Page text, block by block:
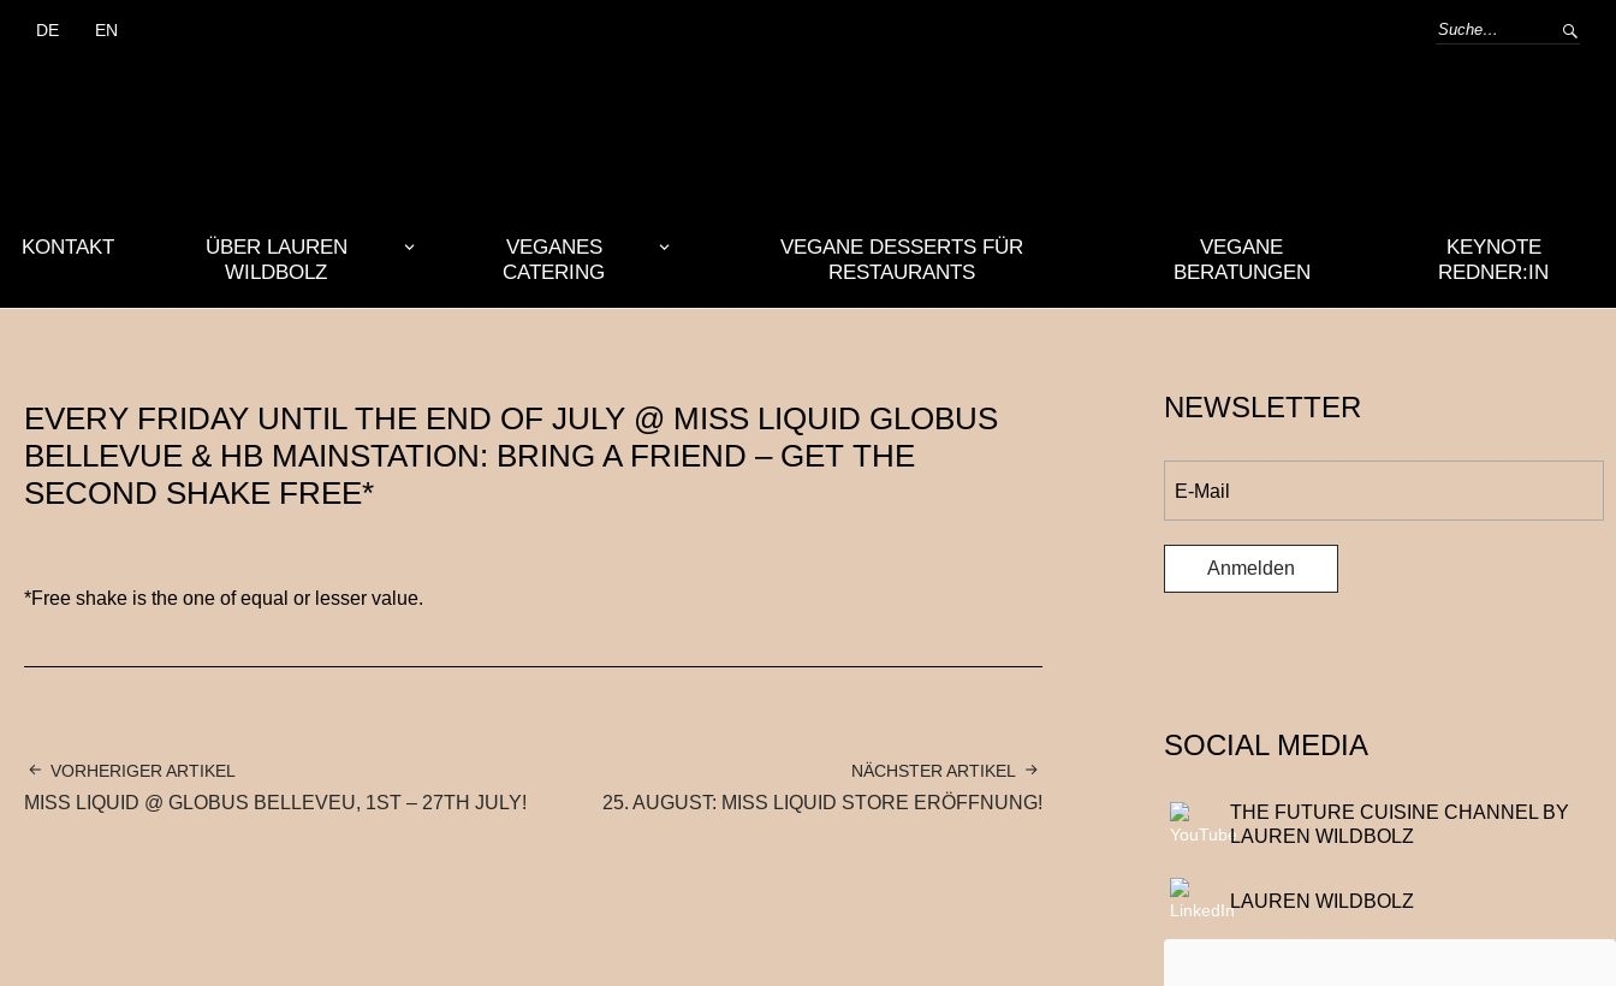
DE EN
KONTAKT
ÜBER LAUREN
WILDBOLZ
VEGANES
CATERING
VEGANE DESSERTS FÜR
RESTAURANTS
VEGANE
BERATUNGEN
KEYNOTE
REDNER:IN
EVERY FRIDAY UNTIL THE END OF JULY @ MISS LIQUID GLOBUS
BELLEVUE & HB MAINSTATION: BRING A FRIEND – GET THE
SECOND SHAKE FREE*
*Free shake is the one of equal or lesser value.
VORHERIGER ARTIKEL
MISS LIQUID @ GLOBUS BELLEVEU, 1ST – 27TH JULY!
NÄCHSTER ARTIKEL
25. AUGUST: MISS LIQUID STORE ERÖFFNUNG!
NEWSLETTER
SOCIAL MEDIA
THE FUTURE CUISINE CHANNEL BY
LAUREN WILDBOLZ
LAUREN WILDBOLZ